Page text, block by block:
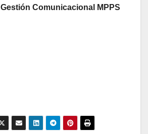
Gestión Comunicacional MPPS